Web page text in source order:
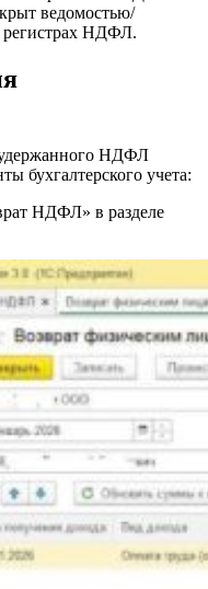
ведомостью/
регистрах НДФЛ.
НДФЛ
бухгалтерского учета:
НДФЛ» в разделе